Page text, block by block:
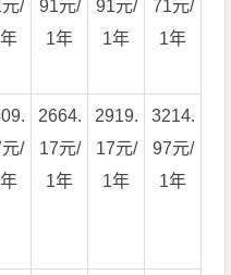
/
91元/
1年
91元/
1年
71元/
1年
/
2664.
17元/
1年
2919.
17元/
1年
3214.
97元/
1年